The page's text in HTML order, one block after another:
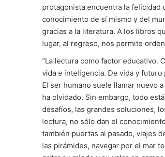
protagonista encuentra la felicidad
conocimiento de sí mismo y del
gracias a la literatura. A los libros
lugar, al regreso, nos permite
“La lectura como factor educativo.
vida e inteligencia. De vida y futuro
El ser humano suele llamar nuevo
ha olvidado. Sin embargo, todo
desafíos, las grandes soluciones,
lectura, no sólo dan el
también puertas al pasado, viajes
las pirámides, navegar por el mar